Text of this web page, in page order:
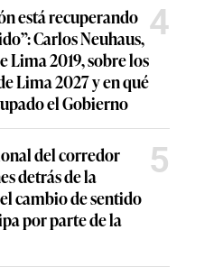
está recuperando
Carlos Neuhaus,
Lima 2019, sobre los
Lima 2027 y en qué
el Gobierno
4
del corredor
detrás de la
cambio de sentido
por parte de la
5